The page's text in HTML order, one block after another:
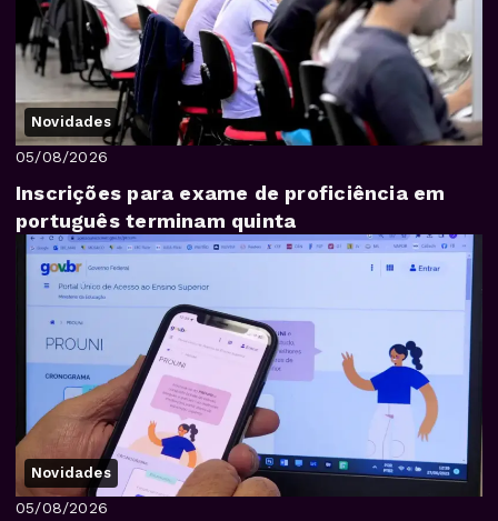
Novidades
05/08/2026
Inscrições para exame de proficiência em
português terminam quinta
Novidades
05/08/2026